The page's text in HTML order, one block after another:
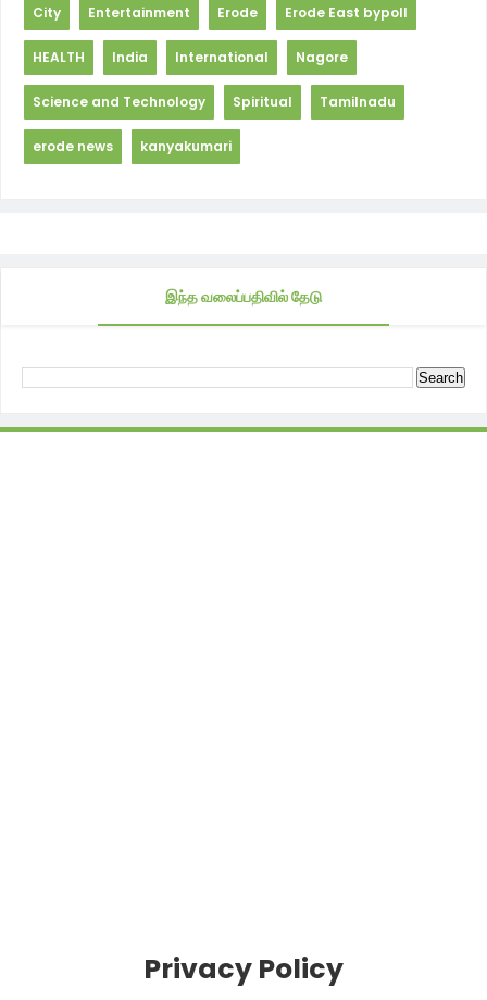
City Entertainment Erode Erode East bypoll
HEALTH India International Nagore
Science and Technology Spiritual Tamilnadu
erode news kanyakumari
இந்த வலைப்பதிவில் தேடு
Privacy Policy